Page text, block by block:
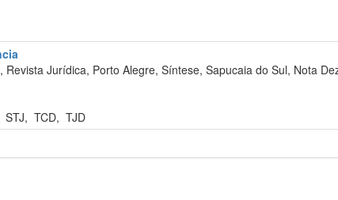
Jurídica, Porto Alegre, Síntese, Sapucaia do Sul, Nota
STJ,TCD,TJD